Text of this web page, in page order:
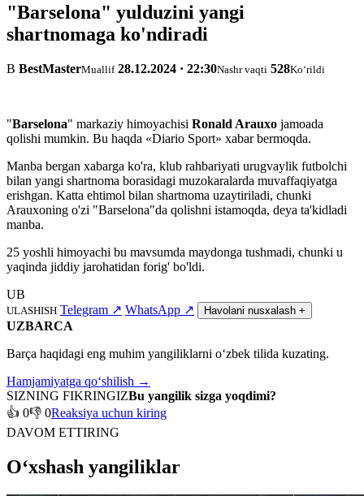
"Barselona" yulduzini yangi
shartnomaga ko'ndiradi
B BestMasterMuallif 28.12.2024 · 22:30Nashr vaqti 528Ko‘rildi
"Barselona" markaziy himoyachisi Ronald Arauxo jamoada
qolishi mumkin. Bu haqda «Diario Sport» xabar bermoqda.
Manba bergan xabarga ko'ra, klub rahbariyati urugvaylik futbolchi
bilan yangi shartnoma borasidagi muzokaralarda muvaffaqiyatga
erishgan. Katta ehtimol bilan shartnoma uzaytiriladi, chunki
Arauxoning o'zi "Barselona"da qolishni istamoqda, deya ta'kidladi
manba.
25 yoshli himoyachi bu mavsumda maydonga tushmadi, chunki u
yaqinda jiddiy jarohatidan forig' bo'ldi.
UB
ULASHISH Telegram ↗ WhatsApp ↗ Havolani nusxalash +
UZBARCA
Barça haqidagi eng muhim yangiliklarni o‘zbek tilida kuzating.
Hamjamiyatga qo‘shilish →
SIZNING FIKRINGIZBu yangilik sizga yoqdimi?
👍 0👎 0Reaksiya uchun kiring
DAVOM ETTIRING
O‘xshash yangiliklar